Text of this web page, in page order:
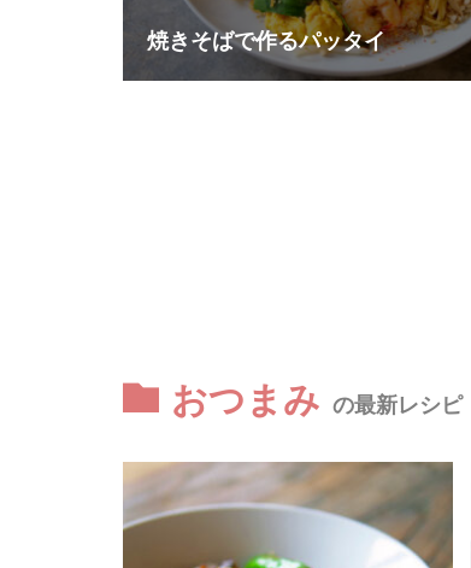
焼きそばで作るパッタイ
おつまみ の最新レシピ